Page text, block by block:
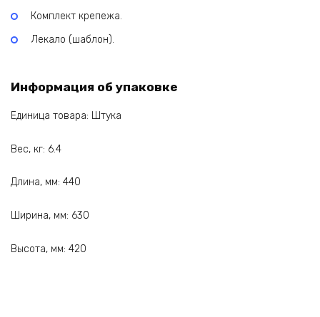
Комплект крепежа.
Лекало (шаблон).
Информация об упаковке
Единица товара: Штука
Вес, кг: 6.4
Длина, мм: 440
Ширина, мм: 630
Высота, мм: 420